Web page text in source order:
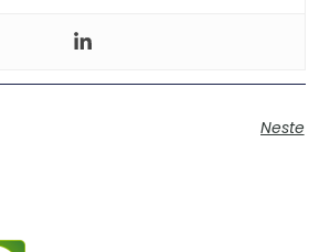
Neste